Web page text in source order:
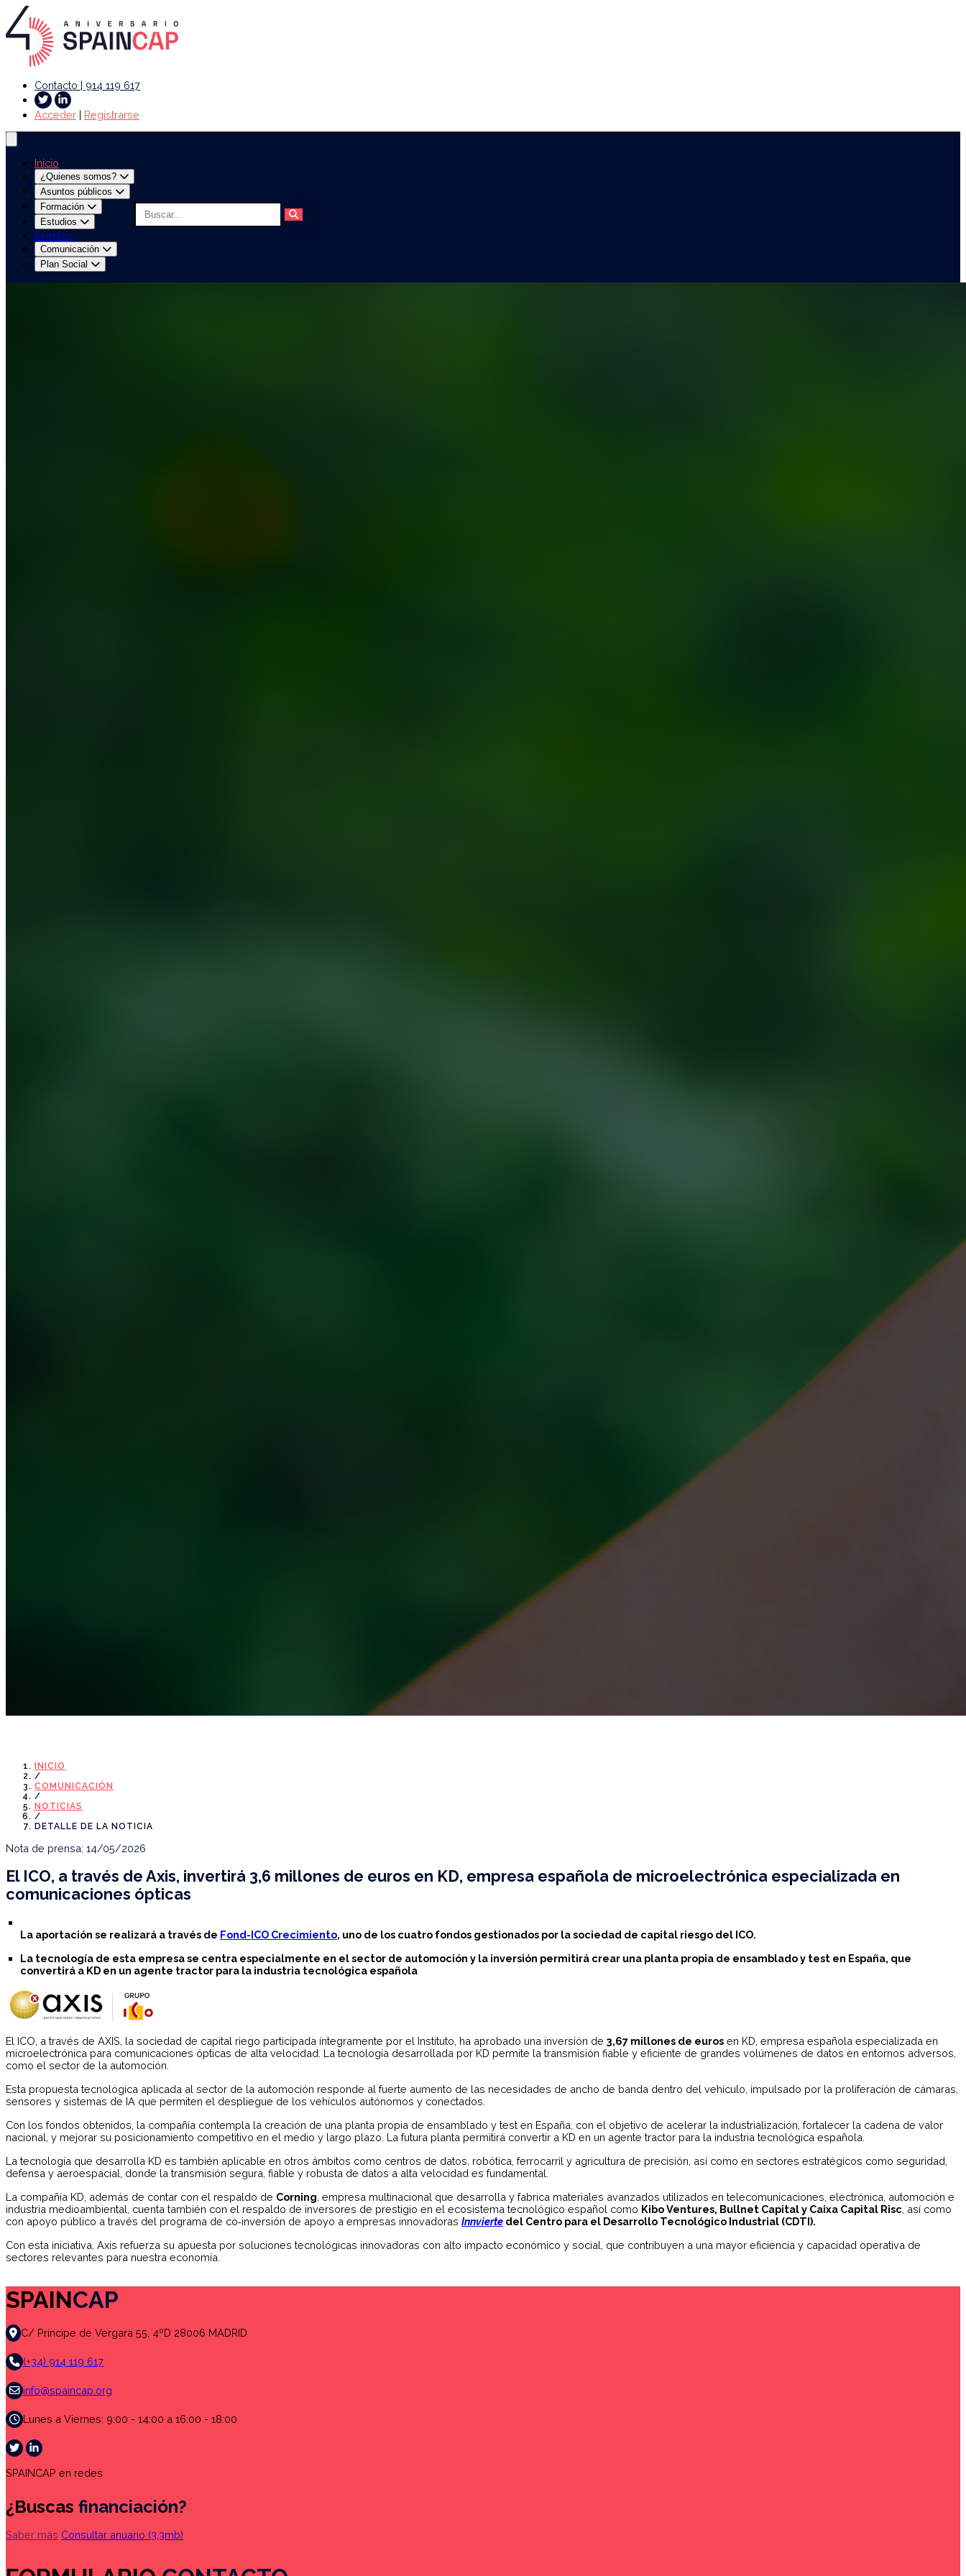
Contacto | 914 119 617
Acceder | Registrarse
Inicio
¿Quienes somos?
Asuntos públicos
Formación
Estudios
Eventos
Comunicación
Plan Social
INICIO
/
COMUNICACIÓN
/
NOTICIAS
/
DETALLE DE LA NOTICIA
Nota de prensa: 14/05/2026
El ICO, a través de Axis, invertirá 3,6 millones de euros en KD, empresa española de microelectrónica especializada en
comunicaciones ópticas
La aportación se realizará a través de Fond-ICO Crecimiento, uno de los cuatro fondos gestionados por la sociedad de capital riesgo del ICO.
La tecnología de esta empresa se centra especialmente en el sector de automoción y la inversión permitirá crear una planta propia de ensamblado y test en España, que
convertirá a KD en un agente tractor para la industria tecnológica española
El ICO, a través de AXIS, la sociedad de capital riego participada íntegramente por el Instituto, ha aprobado una inversión de 3,67 millones de euros en KD, empresa española especializada en
microelectrónica para comunicaciones ópticas de alta velocidad. La tecnología desarrollada por KD permite la transmisión fiable y eficiente de grandes volúmenes de datos en entornos adversos,
como el sector de la automoción.
Esta propuesta tecnológica aplicada al sector de la automoción responde al fuerte aumento de las necesidades de ancho de banda dentro del vehículo, impulsado por la proliferación de cámaras,
sensores y sistemas de IA que permiten el despliegue de los vehículos autónomos y conectados.
Con los fondos obtenidos, la compañía contempla la creación de una planta propia de ensamblado y test en España, con el objetivo de acelerar la industrialización, fortalecer la cadena de valor
nacional, y mejorar su posicionamiento competitivo en el medio y largo plazo. La futura planta permitirá convertir a KD en un agente tractor para la industria tecnológica española.
La tecnología que desarrolla KD es también aplicable en otros ámbitos como centros de datos, robótica, ferrocarril y agricultura de precisión, así como en sectores estratégicos como seguridad,
defensa y aeroespacial, donde la transmisión segura, fiable y robusta de datos a alta velocidad es fundamental.
La compañía KD, además de contar con el respaldo de Corning , empresa multinacional que desarrolla y fabrica materiales avanzados utilizados en telecomunicaciones, electrónica, automoción e
industria medioambiental, cuenta también con el respaldo de inversores de prestigio en el ecosistema tecnológico español como Kibo Ventures, Bullnet Capital y Caixa Capital Risc , así como
con apoyo público a través del programa de co‑inversión de apoyo a empresas innovadoras Innvierte del Centro para el Desarrollo Tecnológico Industrial (CDTI).
Con esta iniciativa, Axis refuerza su apuesta por soluciones tecnológicas innovadoras con alto impacto económico y social, que contribuyen a una mayor eficiencia y capacidad operativa de
sectores relevantes para nuestra economía.
SPAINCAP
C/ Principe de Vergara 55, 4ºD 28006 MADRID
(+34) 914 119 617
info@spaincap.org
Lunes a Viernes: 9:00 - 14:00 a 16:00 - 18:00
SPAINCAP en redes
¿Buscas financiación?
Saber más Consultar anuario (3,3mb)